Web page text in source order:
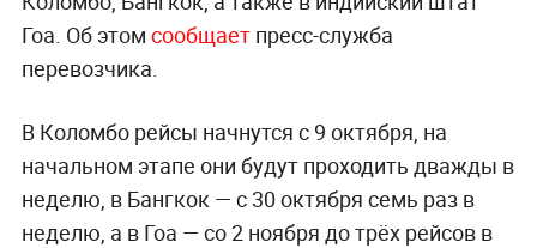
Гоа. Об этом сообщаетпресс-служба
перевозчика.
В Коломбо рейсы начнутся с 9 октября, на
начальном этапе они будут проходить дважды в
неделю, в Бангкок — с 30 октября семь раз в
неделю, а в Гоа — со 2 ноября до трёх рейсов в